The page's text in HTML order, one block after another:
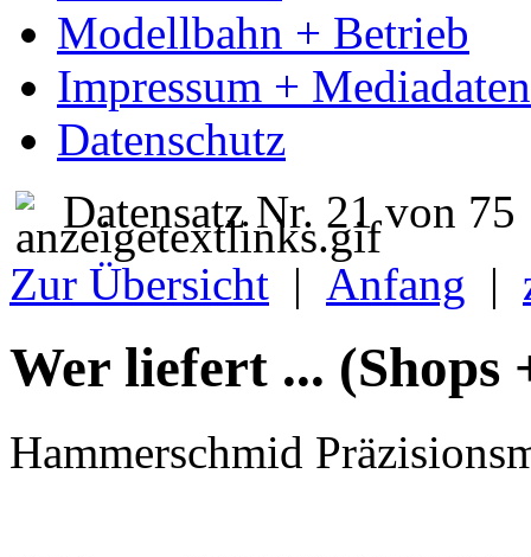
Modellbahn + Betrieb
Impressum + Mediadaten
Datenschutz
Datensatz Nr. 21 von 75
Zur Übersicht | Anfang |
Wer liefert ... (Shops
Hammerschmid